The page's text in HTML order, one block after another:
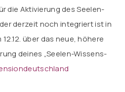
die Aktivierung des Seelen-
derzeit noch integriert ist in
über das neue, höhere
deines „Seelen-Wissens-